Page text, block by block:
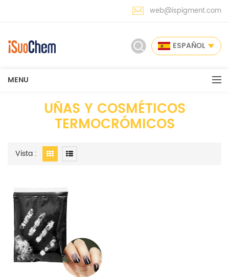
web@ispigment.com
ESPAÑOL
MENU
UÑAS Y COSMÉTICOS
TERMOCRÓMICOS
Vista :